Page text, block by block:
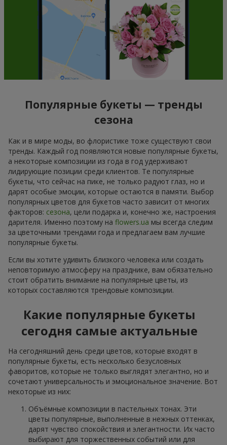
Популярные букеты — тренды
сезона
Как и в мире моды, во флористике тоже существуют свои
тренды. Каждый год появляются новые популярные букеты,
а некоторые композиции из года в год удерживают
лидирующие позиции среди клиентов. Те популярные
букеты, что сейчас на пике, не только радуют глаз, но и
дарят особые эмоции, которые остаются в памяти. Выбор
популярных цветов для букетов часто зависит от многих
факторов: сезона, цели подарка и, конечно же, настроения
дарителя. Именно поэтому на flowers.ua мы всегда следим
за цветочными трендами года и предлагаем вам лучшие
популярные букеты.
Если вы хотите удивить близкого человека или создать
неповторимую атмосферу на празднике, вам обязательно
стоит обратить внимание на популярные цветы, из
которых составляются трендовые композиции.
Какие популярные букеты
сегодня самые актуальные
На сегодняшний день среди цветов, которые входят в
популярные букеты, есть несколько безусловных
фаворитов, которые не только выглядят элегантно, но и
сочетают универсальность и эмоциональное значение. Вот
некоторые из них:
Объёмные композиции в пастельных тонах. Эти
цветы популярные, выполненные в нежных оттенках,
дарят чувство спокойствия и элегантности. Их часто
выбирают для торжественных событий или для